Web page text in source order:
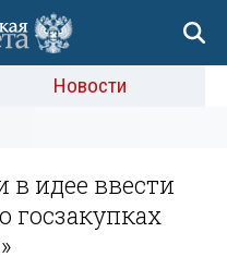
Новости
идее ввести
госзакупках